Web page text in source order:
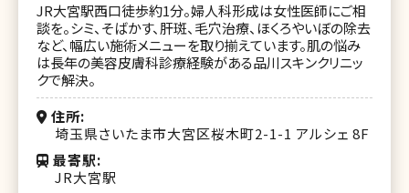
JR大宮駅西口徒歩約1分。婦人科形成は女性医師にご相
談を。シミ、そばかす、肝斑、毛穴治療、ほくろやいぼの除去
など、幅広い施術メニューを取り揃えています。肌の悩み
は長年の美容皮膚科診療経験がある品川スキンクリニッ
クで解決。
住所
埼玉県さいたま市大宮区桜木町2-1-1 アルシェ 8F
最寄駅
JR大宮駅